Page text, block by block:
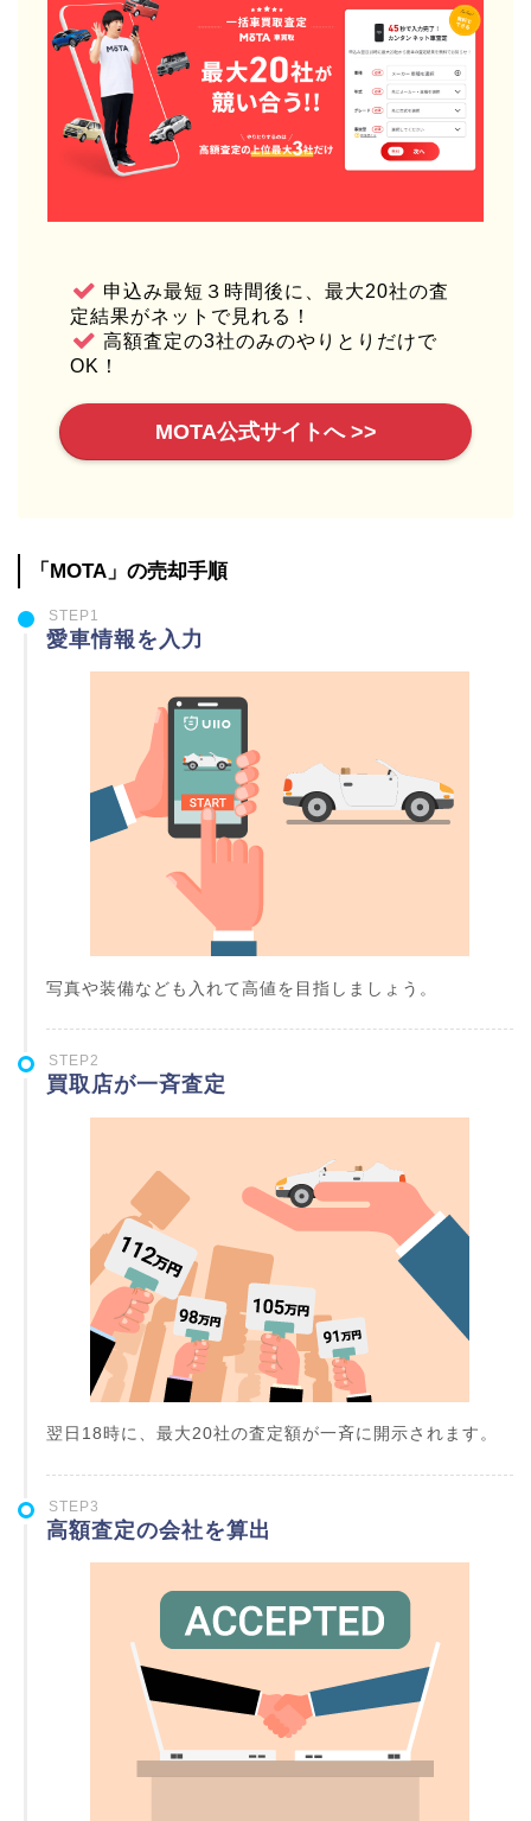
申込み最短３時間後に、最大20社の査
定結果がネットで見れる！
高額査定の3社のみのやりとりだけで
OK！
MOTA公式サイトへ >>
「MOTA」の売却手順
STEP1
愛車情報を入力
写真や装備なども入れて高値を目指しましょう。
STEP2
買取店が一斉査定
翌日18時に、最大20社の査定額が一斉に開示されます。
STEP3
高額査定の会社を算出